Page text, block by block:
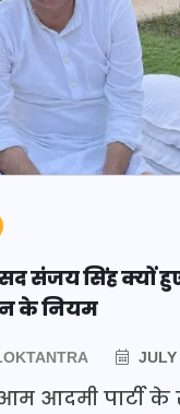
संजय सिंह क्यों
के नियम
आदमी पार्टी के